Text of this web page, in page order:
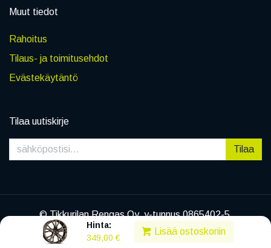
Hinta:
349,00 €
Lisää ostoskoriin
Muut tiedot
Rahoitus
Tilaus- ja toimitusehdot
Evästekäytäntö
Tilaa uutiskirje
Tilaa
© Tikkurilan Rengas Oy, y-tunnus 0865402-5
|Tietosuojaseloste